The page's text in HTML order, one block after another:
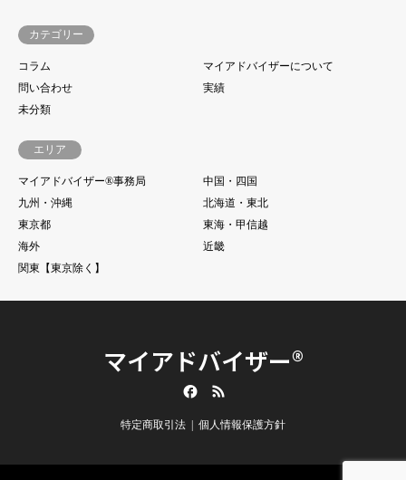
カテゴリー
コラム
マイアドバイザーについて
問い合わせ
実績
未分類
エリア
マイアドバイザー®事務局
中国・四国
九州・沖縄
北海道・東北
東京都
東海・甲信越
海外
近畿
関東【東京除く】
マイアドバイザー®
特定商取引法 個人情報保護方針